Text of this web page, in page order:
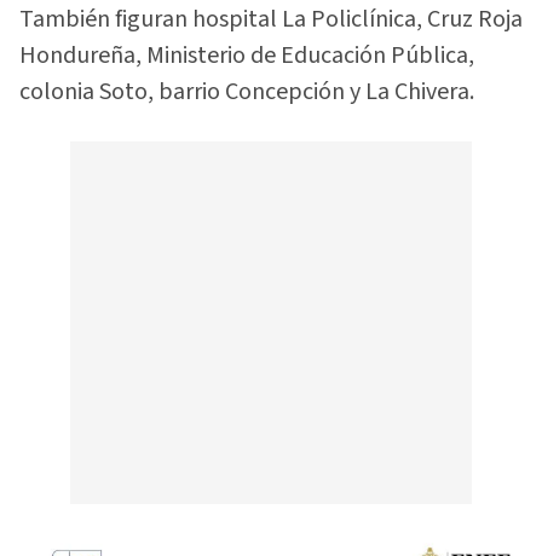
También figuran hospital La Policlínica, Cruz Roja
Hondureña, Ministerio de Educación Pública,
colonia Soto, barrio Concepción y La Chivera.